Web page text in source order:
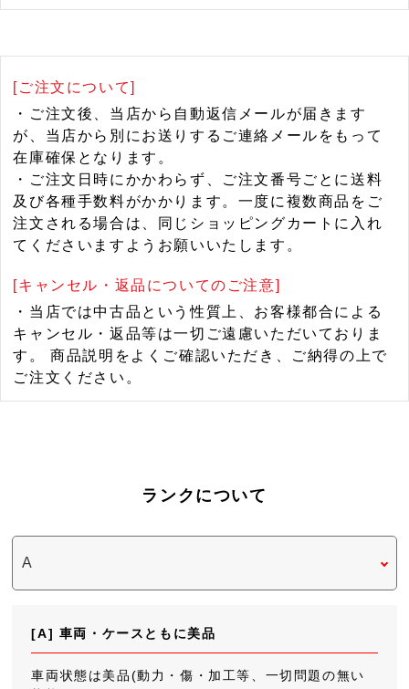
[ご注文について]
・ご注文後、当店から自動返信メールが届きます
が、当店から別にお送りするご連絡メールをもって
在庫確保となります。
・ご注文日時にかかわらず、ご注文番号ごとに送料
及び各種手数料がかかります。一度に複数商品をご
注文される場合は、同じショッピングカートに入れ
てくださいますようお願いいたします。
[キャンセル・返品についてのご注意]
・当店では中古品という性質上、お客様都合による
キャンセル・返品等は一切ご遠慮いただいておりま
す。 商品説明をよくご確認いただき、ご納得の上で
ご注文ください。
ランクについて
[A] 車両・ケースともに美品
車両状態は美品(動力・傷・加工等、一切問題の無い